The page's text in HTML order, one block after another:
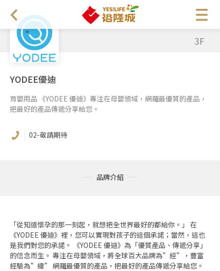
3F
YODEE優迪
育嬰用品 《YODEE 優迪》專注在母嬰領域，網羅最優質的產品，
把最好的產品傳遞分享給您。
02-敬請期待
品牌介紹
「從知道懷孕的那一刻起，就想把全世界最好的都給你。」 在
《YODEE 優迪》裡，您可以實現對孩子的這個承諾；當然，這也
是我們對您的承諾。 《YODEE 優迪》為「優質產品、傳遞分享」
的信念而生。 專注在母嬰領域，將全球百大品牌為”經”，豐富
經驗為”緯” 網羅最優質的產品，把最好的產品傳遞分享給您。